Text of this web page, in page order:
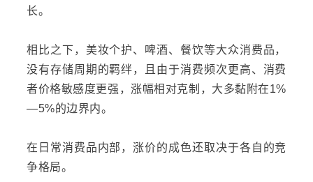
长。
相比之下，美妆个护、啤酒、餐饮等大众消费品，
没有存储周期的羁绊，且由于消费频次更高、消费
者价格敏感度更强，涨幅相对克制，大多黏附在1%
—5%的边界内。
在日常消费品内部，涨价的成色还取决于各自的竞
争格局。